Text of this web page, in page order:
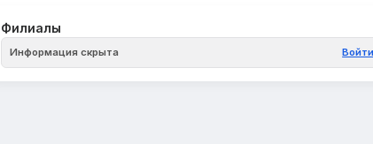
Филиалы
Информация скрыта Войти